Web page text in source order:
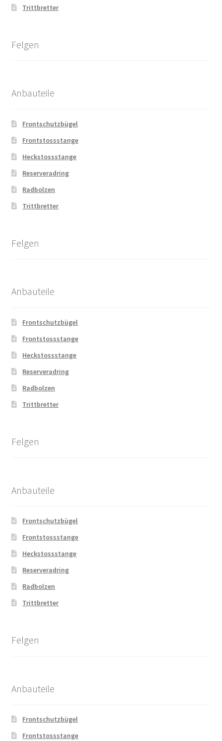
Trittbretter
Felgen
Anbauteile
Frontschutzbügel
Frontstossstange
Heckstossstange
Reserveradring
Radbolzen
Trittbretter
Felgen
Anbauteile
Frontschutzbügel
Frontstossstange
Heckstossstange
Reserveradring
Radbolzen
Trittbretter
Felgen
Anbauteile
Frontschutzbügel
Frontstossstange
Heckstossstange
Reserveradring
Radbolzen
Trittbretter
Felgen
Anbauteile
Frontschutzbügel
Frontstossstange